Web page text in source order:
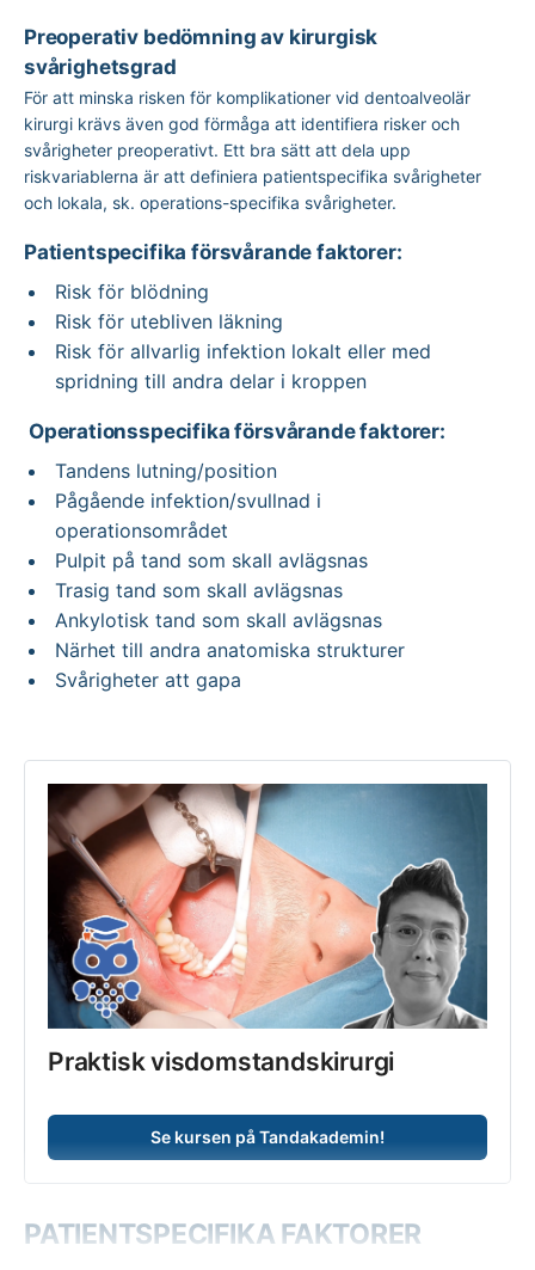
Preoperativ bedömning av kirurgisk
svårighetsgrad
För att minska risken för komplikationer vid dentoalveolär
kirurgi krävs även god förmåga att identifiera risker och
svårigheter preoperativt. Ett bra sätt att dela upp
riskvariablerna är att definiera patientspecifika svårigheter
och lokala, sk. operations-specifika svårigheter.
Patientspecifika försvårande faktorer:
Risk för blödning
Risk för utebliven läkning
Risk för allvarlig infektion lokalt eller med
spridning till andra delar i kroppen
Operationsspecifika försvårande faktorer:
Tandens lutning/position
Pågående infektion/svullnad i
operationsområdet
Pulpit på tand som skall avlägsnas
Trasig tand som skall avlägsnas
Ankylotisk tand som skall avlägsnas
Närhet till andra anatomiska strukturer
Svårigheter att gapa
Praktisk visdomstandskirurgi
Se kursen på Tandakademin!
PATIENTSPECIFIKA FAKTORER